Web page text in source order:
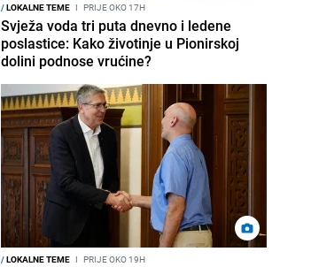
/LOKALNE TEME I PRIJE OKO 17H
Svježa voda tri puta dnevno i ledene
poslastice: Kako životinje u Pionirskoj
dolini podnose vrućine?
/LOKALNE TEME I PRIJE OKO 19H